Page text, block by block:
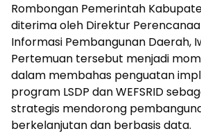
Rombongan Pemerintah
diterima oleh Direktur
Informasi Pembangunan Daerah,
Pertemuan tersebut menjadi
dalam membahas penguatan
program LSDP dan WEFSRID
strategis mendorong
berkelanjutan dan berbasis data.